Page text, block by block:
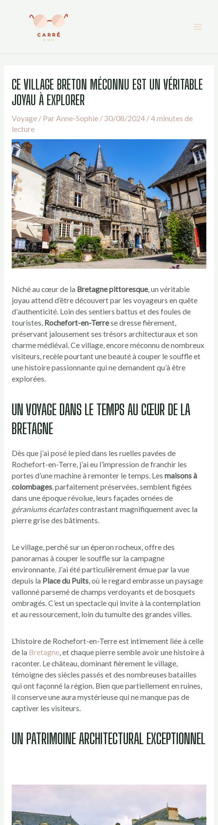
CE VILLAGE BRETON MÉCONNU EST UN VÉRITABLE
JOYAU À EXPLORER
Voyage/ Par Anne-Sophie /30/08/2024 /4 minutes de
lecture
Niché au cœur de la Bretagne pittoresque, un véritable
joyau attend d’être découvert par les voyageurs en quête
d’authenticité. Loin des sentiers battus et des foules de
touristes, Rochefort-en-Terrese dresse fièrement,
préservant jalousement ses trésors architecturaux et son
charme médiéval. Ce village, encore méconnu de nombreux
visiteurs, recèle pourtant une beauté à couper le souffle et
une histoire passionnante qui ne demandent qu’à être
explorées.
UN VOYAGE DANS LE TEMPS AU CŒUR DE LA
BRETAGNE
Dès que j’ai posé le pied dans les ruelles pavées de
Rochefort-en-Terre, j’ai eu l’impression de franchir les
portes d’une machine à remonter le temps. Les maisons à
colombages, parfaitement préservées, semblent figées
dans une époque révolue, leurs façades ornées de
géraniums écarlatescontrastant magnifiquement avec la
pierre grise des bâtiments.
Le village, perché sur un éperon rocheux, offre des
panoramas à couper le souffle sur la campagne
environnante. J’ai été particulièrement émue par la vue
depuis la Place du Puits, où le regard embrasse un paysage
vallonné parsemé de champs verdoyants et de bosquets
ombragés. C’est un spectacle qui invite à la contemplation
et au ressourcement, loin du tumulte des grandes villes.
L’histoire de Rochefort-en-Terre est intimement liée à celle
de la Bretagne, et chaque pierre semble avoir une histoire à
raconter. Le château, dominant fièrement le village,
témoigne des siècles passés et des nombreuses batailles
qui ont façonné la région. Bien que partiellement en ruines,
il conserve une aura mystérieuse qui ne manque pas de
captiver les visiteurs.
UN PATRIMOINE ARCHITECTURAL EXCEPTIONNEL